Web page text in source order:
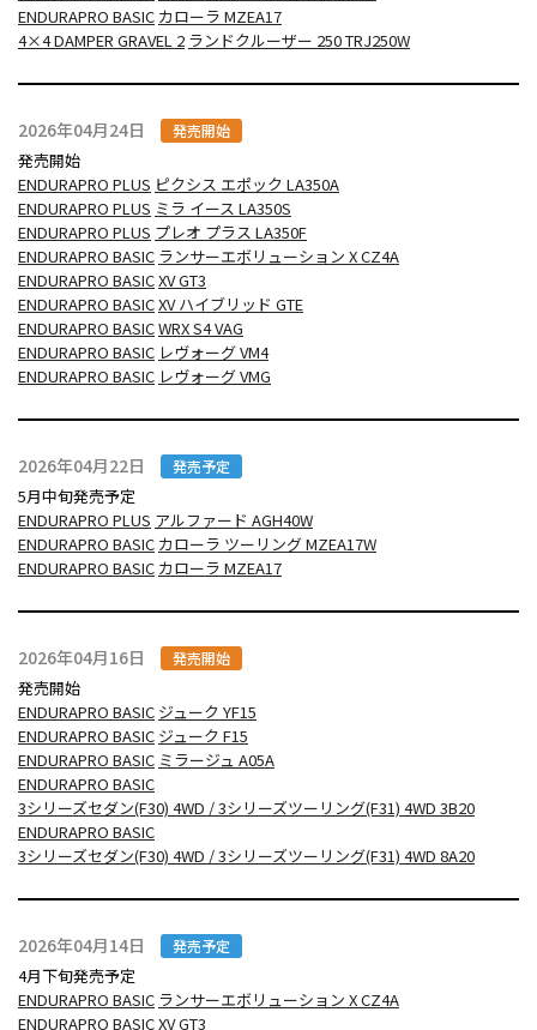
ENDURAPRO BASIC カローラ MZEA17
4×4 DAMPER GRAVEL 2 ランドクルーザー 250 TRJ250W
2026年04月24日 発売開始
発売開始
ENDURAPRO PLUS ピクシス エポック LA350A
ENDURAPRO PLUS ミラ イース LA350S
ENDURAPRO PLUS プレオ プラス LA350F
ENDURAPRO BASIC ランサーエボリューション X CZ4A
ENDURAPRO BASICXV GT3
ENDURAPRO BASICXV ハイブリッド GTE
ENDURAPRO BASICWRX S4 VAG
ENDURAPRO BASIC レヴォーグ VM4
ENDURAPRO BASIC レヴォーグ VMG
2026年04月22日 発売予定
5月中旬発売予定
ENDURAPRO PLUS アルファード AGH40W
ENDURAPRO BASIC カローラ ツーリング MZEA17W
ENDURAPRO BASIC カローラ MZEA17
2026年04月16日 発売開始
発売開始
ENDURAPRO BASIC ジューク YF15
ENDURAPRO BASIC ジューク F15
ENDURAPRO BASIC ミラージュ A05A
ENDURAPRO BASIC
3シリーズセダン(F30) 4WD / 3シリーズツーリング(F31) 4WD 3B20
ENDURAPRO BASIC
3シリーズセダン(F30) 4WD / 3シリーズツーリング(F31) 4WD 8A20
2026年04月14日 発売予定
4月下旬発売予定
ENDURAPRO BASIC ランサーエボリューション X CZ4A
ENDURAPRO BASICXV GT3